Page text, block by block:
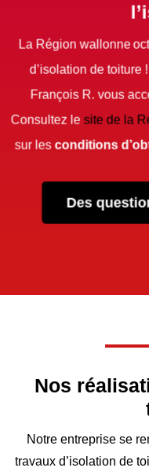
La Région wallonne
d’isolation de toiture
François R. vous
Consultez le site de la
sur lesconditions
Des
Nos
Notre entreprise se
travaux d’isolation de